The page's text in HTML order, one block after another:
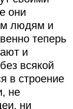
они
людям и
теперь
и
всякой
в строение
не
ни